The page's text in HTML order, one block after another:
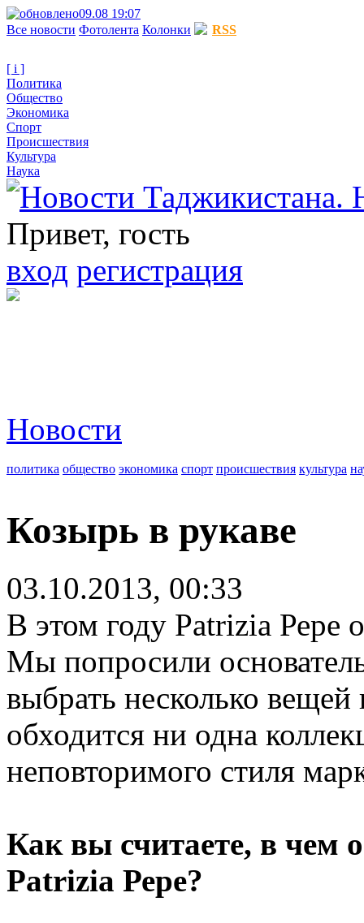
09.08 19:07
Все новости Фотолента Колонки RSS
[ i ]
Политика
Общество
Экономика
Спорт
Происшествия
Культура
Наука
Привет, гость
вход регистрация
Новости
политика общество экономика спорт происшествия культура
Козырь в рукаве
03.10.2013, 00:33
В этом году Patrizia Рере
Мы попросили
выбрать несколько вещей
обходится ни одна
неповторимого стиля
Как вы считаете, в чем
Patrizia Рере?